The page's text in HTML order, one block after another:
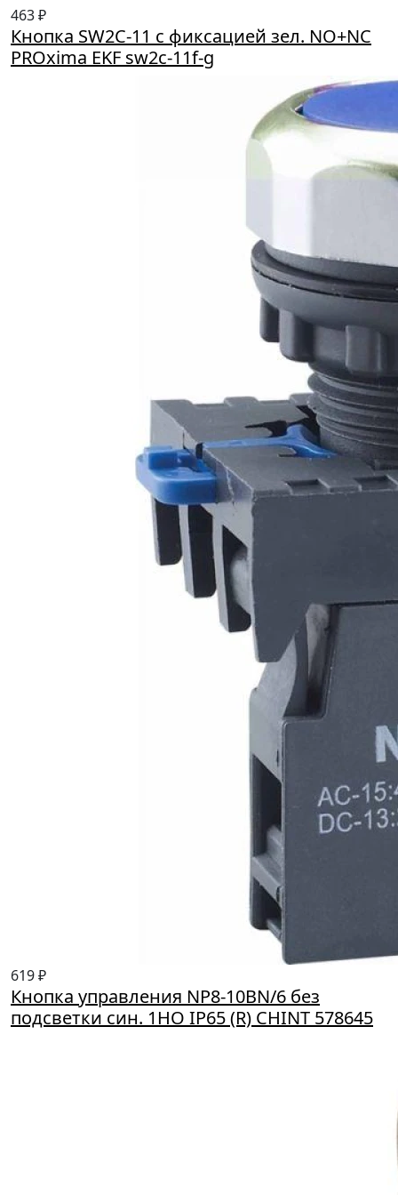
463 ₽
Кнопка SW2C-11 с фиксацией зел. NO+NC
PROxima EKF sw2c-11f-g
619 ₽
Кнопка управления NP8-10BN/6 без
подсветки син. 1НО IP65 (R) CHINT 578645